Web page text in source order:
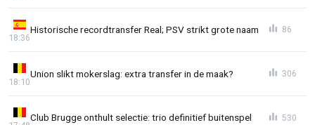
Historische recordtransfer Real; PSV strikt grote naam
18:36
86
Union slikt mokerslag: extra transfer in de maak?
18:10
306
Club Brugge onthult selectie: trio definitief buitenspel 530